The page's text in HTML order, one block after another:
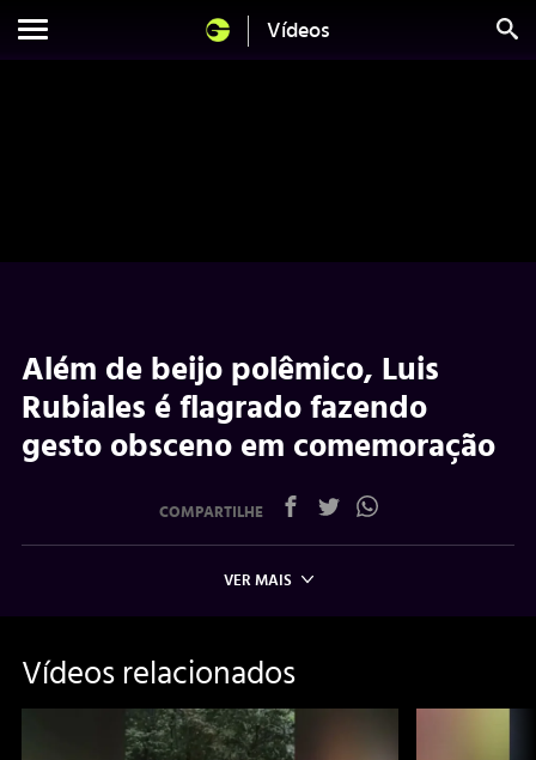
Vídeos
Além de beijo polêmico, Luis
Rubiales é flagrado fazendo
gesto obsceno em comemoração
COMPARTILHE
VER MAIS
Vídeos relacionados